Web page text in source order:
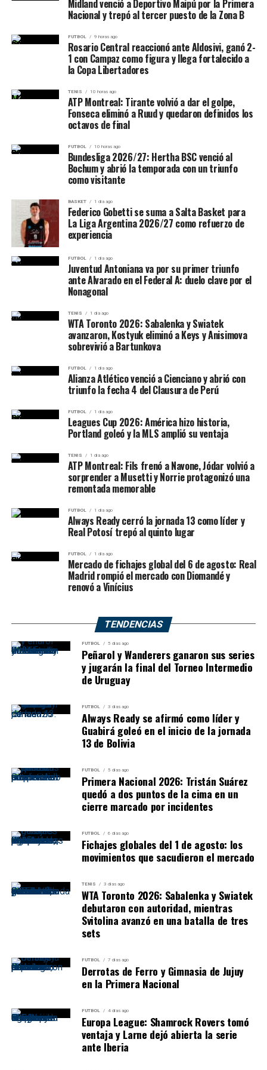
administración de momentos y en la toma de decisiones.
🎩 Se luce el dueño de casa
@basquetpass_arg
@canaldeportv
#FinalesLaLigaArgentina|
@club_sanisidro
pic.twitter.com/3JoYy1TnHk
C. Hooper aportó9 puntos,6 rebotes,1 tapay10 de
valoración
, mientras queLautaro Maresumó6
puntos,5 rebotes
J. Diotto, por su parte, colaboró con
1 recuperoy1 tapa.
La gran virtud de San Isidro fue esa: no dependió
exclusivamente de una figura. El equipo tuvo cinco
jugadores con 9 o más puntos y varios aportes
distribuidos. Esa construcción colectiva fue una de las
Lanús no pudo repetir el plan
del primer partido
Lanús había ganado el primer juego llevando el partido
a un terreno de bajo goleo, defensa dura y final cerrado.
En el segundo encuentro, no pudo imponer ese mismo
El Granate anotó
control emocional del partido. Su producción ofensiva
fue irregular, especialmente por la baja cantidad de
en cambio, terminó con19 pases gol, una diferencia
enorme en la circulación y en la calidad de los tiros
reconoció la superioridad del local:
“Dominaron el partido, nosotros bajamos la marcha y
no nos podemos permitir eso en un partido así. No nos
pudimos reponer y ahora hay que ser Lanús más que
Franchino y Merchant fueron los
más regulares en Lanús
FranchinoyEdgar Merchant
12 puntos, 9 rebotes,2 asistencias,1 recupero,1 tapa
17 de valoración, siendo el jugador más completo del
Merchant también sumó12 puntos , con una gran
eficacia en dobles:5/6. Además, aportó5 rebotesy12
. Sin embargo, esta vez no pudo tener el
mismo impacto decisivo que en el primer juego, cuando
había convertido el doble de la victoria.
Roquez Johnsonfue otro de los jugadores que llegó al
doble dígito, con11 puntos
puntosy4 rebotes, pero no logró pesar como en otros
partidos de playoffs.
Los libres, un problema para
construir una estructura competitiva para la temporada
por experiencia, seriedad y compromiso.
El desafío será transformar los nombres propios en
un plantel que empieza a tomar forma, Salta Basket
suma otra pieza para intentar volver a ser protagonista
en La Liga Argentina.
Juan Cruz Krapp (Liga Federal):
13,2 puntos
6,9 rebotes
Juan Cruz Scacchi:
7,6 puntos
3,7 rebotes
Jeremías Diotto:
48 partidos
3,4 rebotes
29 partidos
2 puntos
0,8 rebotes
0,4 asistencias
Midland venció a Deportivo Maipú por la Primera
Nacional y trepó al tercer puesto de la Zona B
FUTBOL 9 horas ago
Rosario Central reaccionó ante Aldosivi, ganó 2-
1 con Campaz como figura y llega fortalecido a
la Copa Libertadores
TENIS 10 horas ago
ATP Montreal: Tirante volvió a dar el golpe,
Fonseca eliminó a Ruud y quedaron definidos los
octavos de final
FUTBOL 10 horas ago
Bundesliga 2026/27: Hertha BSC venció al
Bochum y abrió la temporada con un triunfo
como visitante
BASKET 1 día ago
Federico Gobetti se suma a Salta Basket para
La Liga Argentina 2026/27 como refuerzo de
experiencia
FUTBOL 1 día ago
Juventud Antoniana va por su primer triunfo
ante Alvarado en el Federal A: duelo clave por el
Nonagonal
TENIS 1 día ago
WTA Toronto 2026: Sabalenka y Swiatek
avanzaron, Kostyuk eliminó a Keys y Anisimova
sobrevivió a Bartunkova
FUTBOL 1 día ago
Alianza Atlético venció a Cienciano y abrió con
triunfo la fecha 4 del Clausura de Perú
FUTBOL 1 día ago
Leagues Cup 2026: América hizo historia,
Portland goleó y la MLS amplió su ventaja
TENIS 1 día ago
ATP Montreal: Fils frenó a Navone, Jódar volvió a
sorprender a Musetti y Norrie protagonizó una
remontada memorable
FUTBOL 1 día ago
Always Ready cerró la jornada 13 como líder y
Real Potosí trepó al quinto lugar
FUTBOL 1 día ago
Mercado de fichajes global del 6 de agosto: Real
Madrid rompió el mercado con Diomandé y
renovó a Vinícius
TENDENCIAS
FUTBOL 5 días ago
Peñarol y Wanderers ganaron sus series
y jugarán la final del Torneo Intermedio
de Uruguay
FUTBOL 3 días ago
Always Ready se afirmó como líder y
Guabirá goleó en el inicio de la jornada
13 de Bolivia
FUTBOL 5 días ago
Primera Nacional 2026: Tristán Suárez
quedó a dos puntos de la cima en un
cierre marcado por incidentes
FUTBOL 6 días ago
Fichajes globales del 1 de agosto: los
movimientos que sacudieron el mercado
TENIS 3 días ago
WTA Toronto 2026: Sabalenka y Swiatek
debutaron con autoridad, mientras
Svitolina avanzó en una batalla de tres
sets
FUTBOL 7 días ago
Derrotas de Ferro y Gimnasia de Jujuy
en la Primera Nacional
FUTBOL 4 días ago
Europa League: Shamrock Rovers tomó
ventaja y Larne dejó abierta la serie
ante Iberia